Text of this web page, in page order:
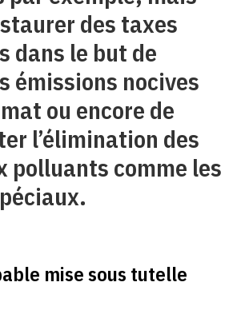
des taxes
dans le but de
émissions nocives
ou encore de
l’élimination des
polluants comme les
mise sous tutelle